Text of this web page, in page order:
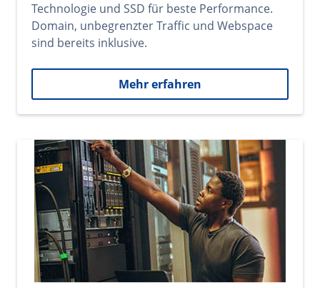
Technologie und SSD für beste Performance.
Domain, unbegrenzter Traffic und Webspace
sind bereits inklusive.
Mehr erfahren